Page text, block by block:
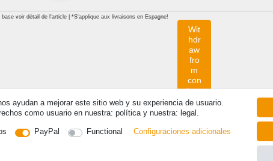
voir détail de l'article | *S'applique aux livraisons en Espagne!
ayudan a mejorar este sitio web y su experiencia de usuario.
como usuario en nuestra: política y nuestra: legal.
PayPal Functional Configuraciones adicionales
Wit
hdr
aw
fro
m
con
trac
t
her